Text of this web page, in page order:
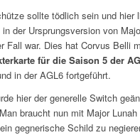
sollte tödlich sein und hier
der Ursprungsversion von
Fall war. Dies hat Corvus Belli
für die Saison 5 der
in der AGL6 fortgeführt.
hier der generelle Switch
braucht nun mit Major
gegnerische Schild zu